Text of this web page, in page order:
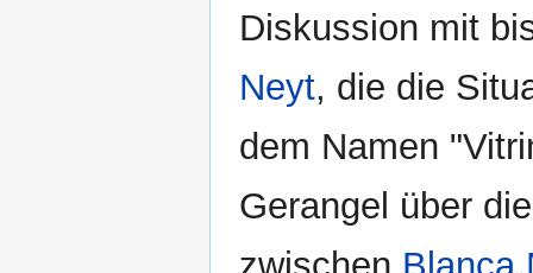
Diskussion mit
Neyt, die die
dem Namen
Gerangel über